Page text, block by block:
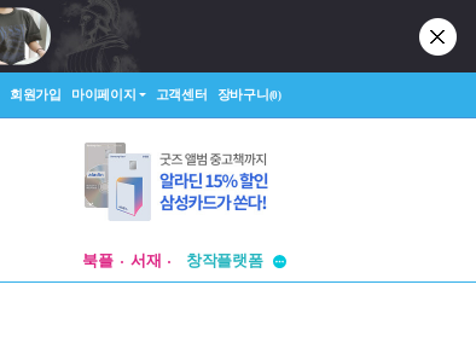
회원가입 마이페이지 고객센터 장바구니(0)
북플 서재
창작플랫폼